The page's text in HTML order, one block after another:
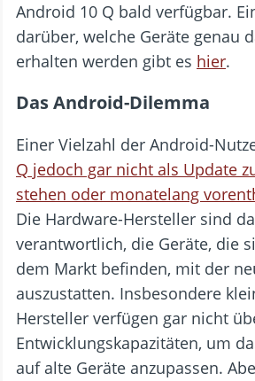
Android 10 Q bald verfügbar.
darüber, welche Geräte genau
erhalten werden gibt es hier.
Das Android-Dilemma
Einer Vielzahl der Android-
Q jedoch gar nicht als Update
stehen oder monatelang
Die Hardware-Hersteller sind
verantwortlich, die Geräte, die
dem Markt befinden, mit der
auszustatten. Insbesondere
Hersteller verfügen gar nicht
Entwicklungskapazitäten, um
auf alte Geräte anzupassen.